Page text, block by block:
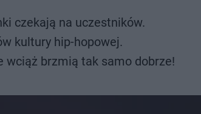
czekają na uczestników.
kultury hip-hopowej.
wciąż brzmią tak samo dobrze!